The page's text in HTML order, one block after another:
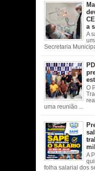
a
A
Secretaria
O
uma reunião ...
A
folha salarial dos